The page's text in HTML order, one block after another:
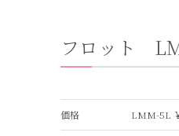
フロット
価格 LMM-5L